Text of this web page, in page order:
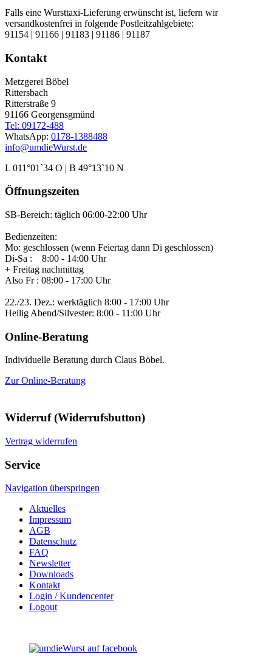
Falls eine Wursttaxi-Lieferung erwünscht ist, liefern wir
versandkostenfrei in folgende Postleitzahlgebiete:
91154 | 91166 | 91183 | 91186 | 91187
Kontakt
Metzgerei Böbel
Rittersbach
Ritterstraße 9
91166 Georgensgmünd
Tel: 09172-488
WhatsApp: 0178-1388488
info@umdieWurst.de
L 011°01`34 O | B 49°13`10 N
Öffnungszeiten
SB-Bereich: täglich 06:00-22:00 Uhr
Bedienzeiten:
Mo: geschlossen (wenn Feiertag dann Di geschlossen)
Di-Sa : 8:00 - 14:00 Uhr
+ Freitag nachmittag
Also Fr : 08:00 - 17:00 Uhr
22./23. Dez.: werktäglich 8:00 - 17:00 Uhr
Heilig Abend/Silvester: 8:00 - 11:00 Uhr
Online-Beratung
Individuelle Beratung durch Claus Böbel.
Zur Online-Beratung
Widerruf (Widerrufsbutton)
Vertrag widerrufen
Service
Navigation überspringen
Aktuelles
Impressum
AGB
Datenschutz
FAQ
Newsletter
Downloads
Kontakt
Login / Kundencenter
Logout